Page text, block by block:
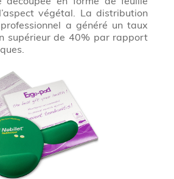
végétal. La distribution
a généré un taux
supérieur de 40% par rapport